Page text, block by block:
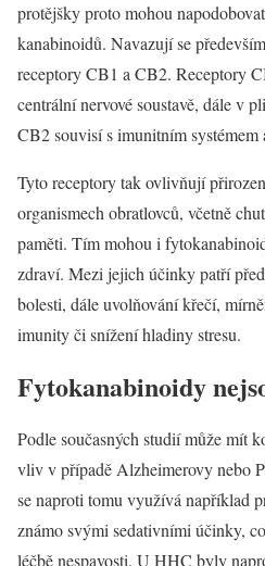
protějšky proto mohou
kanabinoidů. Navazují se
receptory CB1 a CB2. Receptory
centrální nervové soustavě, dále v
CB2 souvisí s imunitním
Tyto receptory tak ovlivňují
organismech obratlovců, včetně
paměti. Tím mohou i
zdraví. Mezi jejich účinky patří
bolesti, dále uvolňování křečí,
imunity či snížení hladiny stresu.
Fytokanabinoidy
Podle současných studií může mít
vliv v případě Alzheimerovy nebo
se naproti tomu využívá například
známo svými sedativními účinky,
léčbě nespavosti. U HHC byly